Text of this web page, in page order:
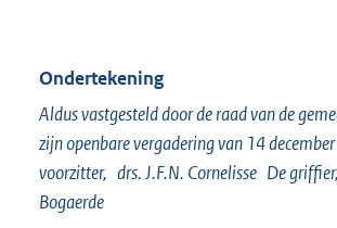
Ondertekening
Aldus vastgesteld door de raad van de
zijn openbare vergadering van 14
voorzitter, drs. J.F.N. Cornelisse De
Bogaerde